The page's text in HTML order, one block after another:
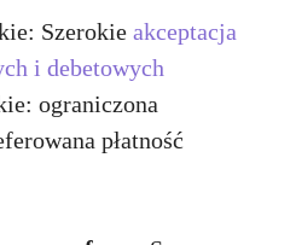
Szerokie akceptacja
i debetowych
ograniczona
płatność